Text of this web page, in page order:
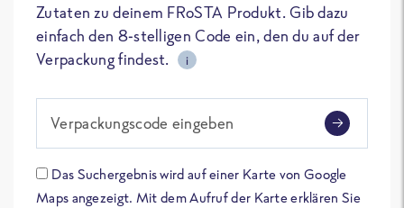
Zutaten zu deinem FRoSTA Produkt. Gib dazu
einfach den 8-stelligen Code ein, den du auf der
Verpackung findest.
i
Verpackungscode eingeben
Das Suchergebnis wird auf einer Karte von Google
Maps angezeigt. Mit dem Aufruf der Karte erklären Sie